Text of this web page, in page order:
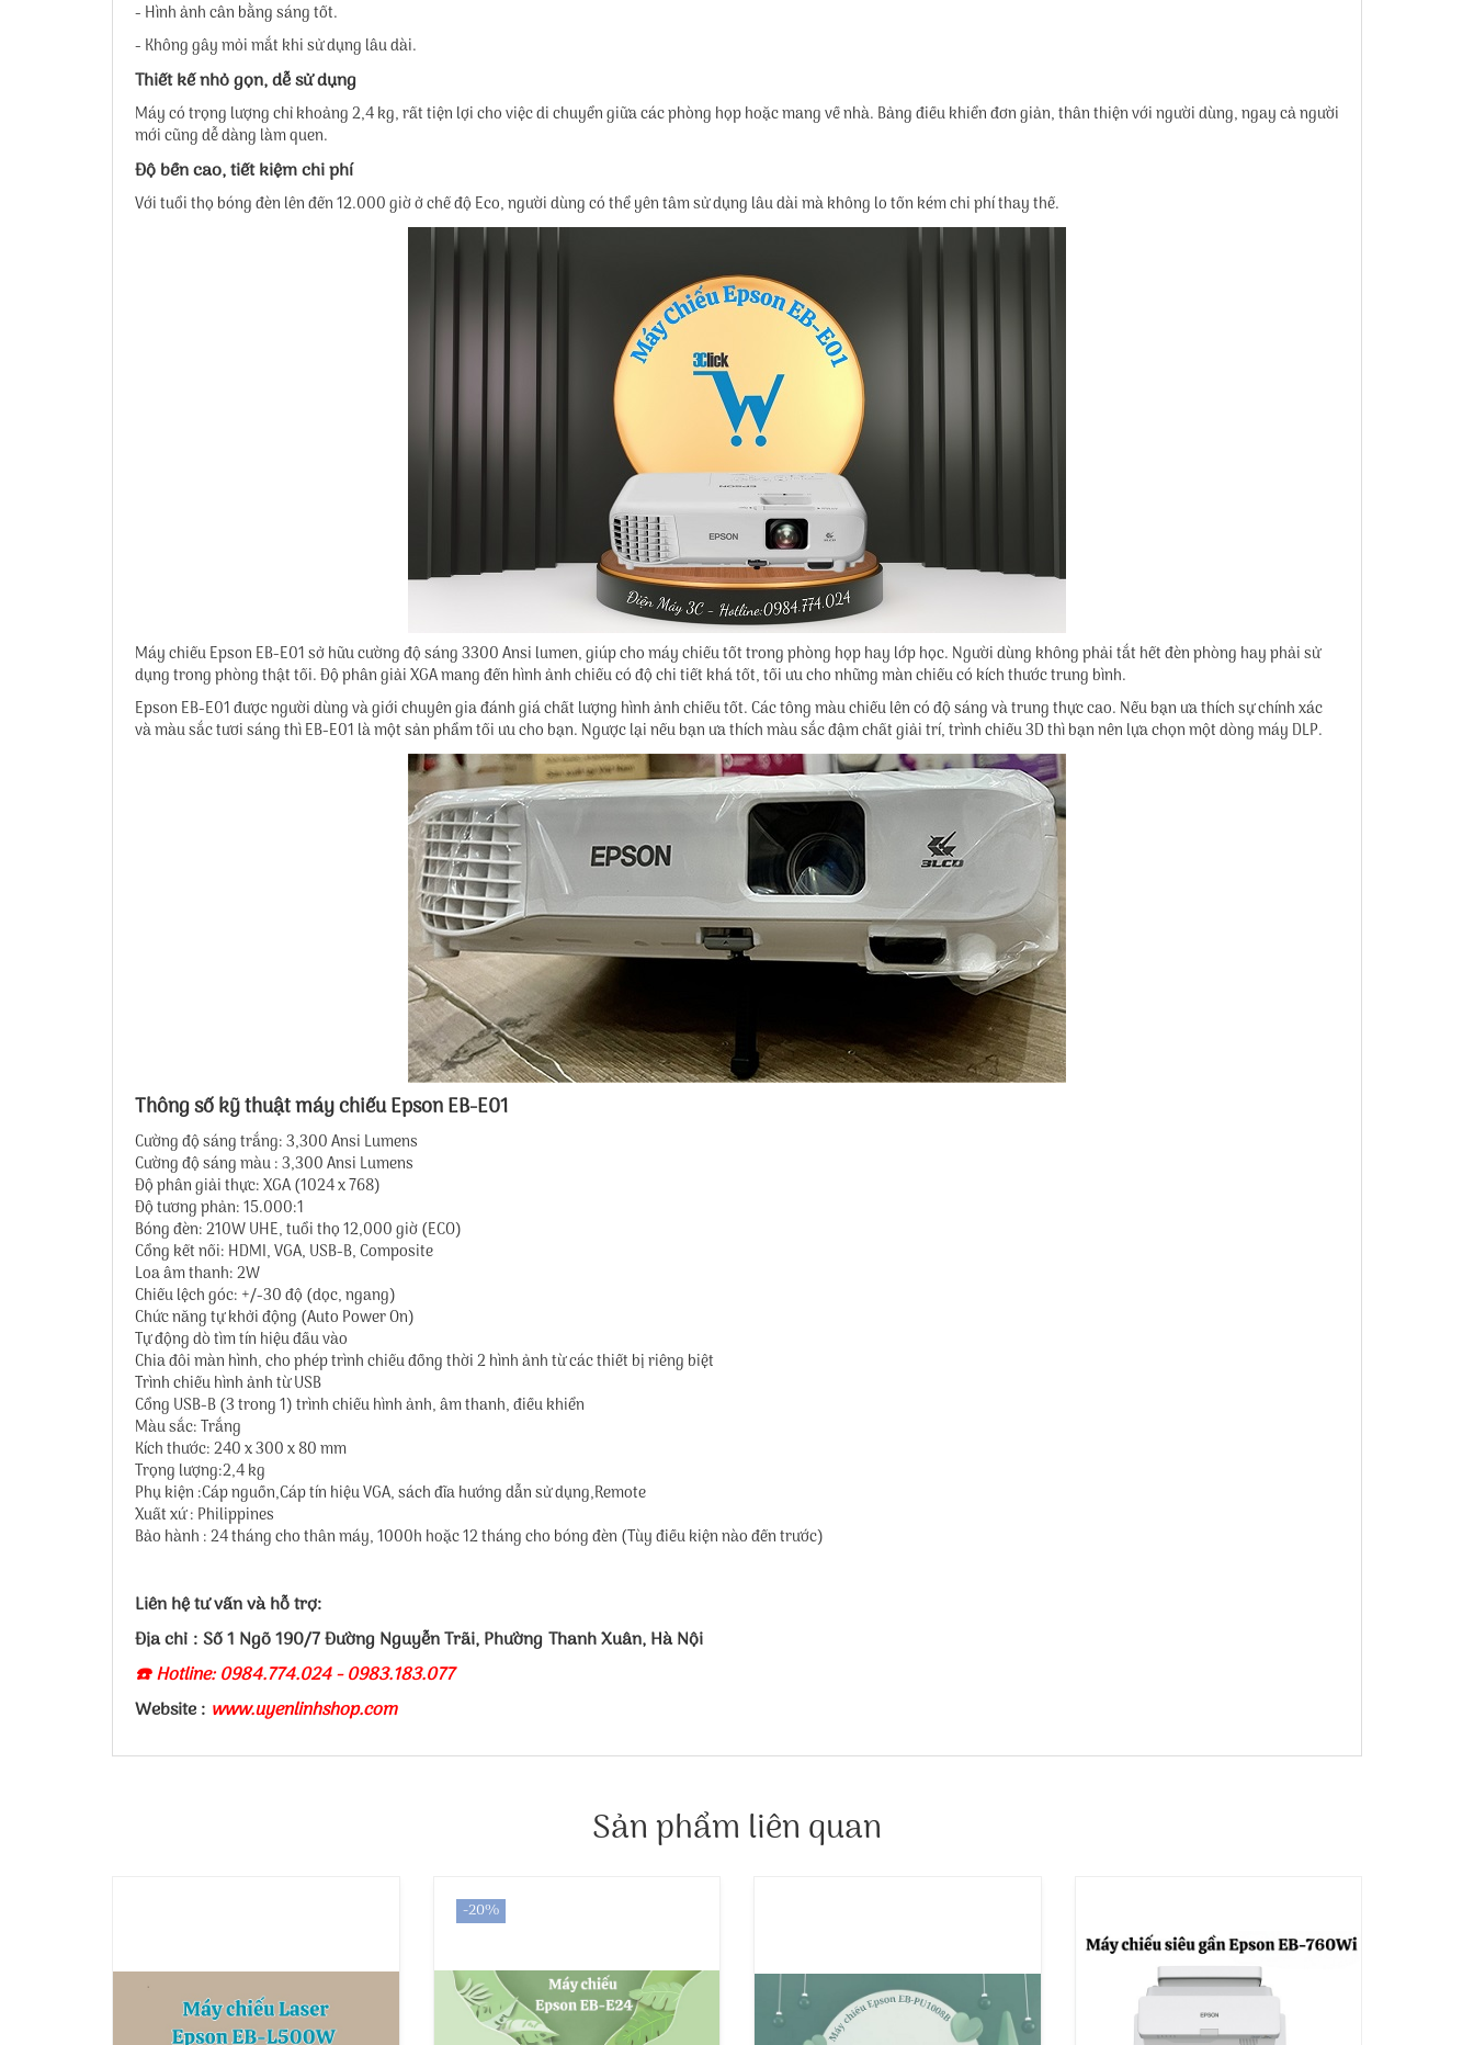
- Hình ảnh cân bằng sáng tốt.
- Không gây mỏi mắt khi sử dụng lâu dài.
Thiết kế nhỏ gọn, dễ sử dụng
Máy có trọng lượng chỉ khoảng 2,4 kg, rất tiện lợi cho việc di chuyển giữa các phòng họp hoặc mang về nhà. Bảng điều khiển đơn giản, thân thiện với người dùng, ngay cả người
mới cũng dễ dàng làm quen.
Độ bền cao, tiết kiệm chi phí
Với tuổi thọ bóng đèn lên đến 12.000 giờ ở chế độ Eco, người dùng có thể yên tâm sử dụng lâu dài mà không lo tốn kém chi phí thay thế.
Máy chiếu Epson EB-E01 sở hữu cường độ sáng 3300 Ansi lumen, giúp cho máy chiếu tốt trong phòng họp hay lớp học. Người dùng không phải tắt hết đèn phòng hay phải sử
dụng trong phòng thật tối. Độ phân giải XGA mang đến hình ảnh chiếu có độ chi tiết khá tốt, tối ưu cho những màn chiếu có kích thước trung bình.
Epson EB-E01 được người dùng và giới chuyên gia đánh giá chất lượng hình ảnh chiếu tốt. Các tông màu chiếu lên có độ sáng và trung thực cao. Nếu bạn ưa thích sự chính xác
và màu sắc tươi sáng thì EB-E01 là một sản phẩm tối ưu cho bạn. Ngược lại nếu bạn ưa thích màu sắc đậm chất giải trí, trình chiếu 3D thì bạn nên lựa chọn một dòng máy DLP.
Thông số kỹ thuật máy chiếu Epson EB-E01
Cường độ sáng trắng: 3,300 Ansi Lumens
Cường độ sáng màu : 3,300 Ansi Lumens
Độ phân giải thực: XGA (1024 x 768)
Độ tương phản: 15.000:1
Bóng đèn: 210W UHE, tuổi thọ 12,000 giờ (ECO)
Cổng kết nối: HDMI, VGA, USB-B, Composite
Loa âm thanh: 2W
Chiếu lệch góc: +/-30 độ (dọc, ngang)
Chức năng tự khởi động (Auto Power On)
Tự động dò tìm tín hiệu đầu vào
Chia đôi màn hình, cho phép trình chiếu đồng thời 2 hình ảnh từ các thiết bị riêng biệt
Trình chiếu hình ảnh từ USB
Cổng USB-B (3 trong 1) trình chiếu hình ảnh, âm thanh, điều khiển
Màu sắc: Trắng
Kích thước: 240‎ x 300 x 80 mm
Trọng lượng:2,4 kg
Phụ kiện :Cáp nguồn,Cáp tín hiệu VGA, sách đĩa hướng dẫn sử dụng,Remote
Xuất xứ : Philippines
Bảo hành : 24 tháng cho thân máy, 1000h hoặc 12 tháng cho bóng đèn (Tùy điều kiện nào đến trước)
Liên hệ tư vấn và hỗ trợ:
Địa chỉ : Số 1 Ngõ 190/7 Đường Nguyễn Trãi, Phường Thanh Xuân, Hà Nội
☎️ Hotline: 0984.774.024 - 0983.183.077
Website : www.uyenlinhshop.com
Sản phẩm liên quan
-20%